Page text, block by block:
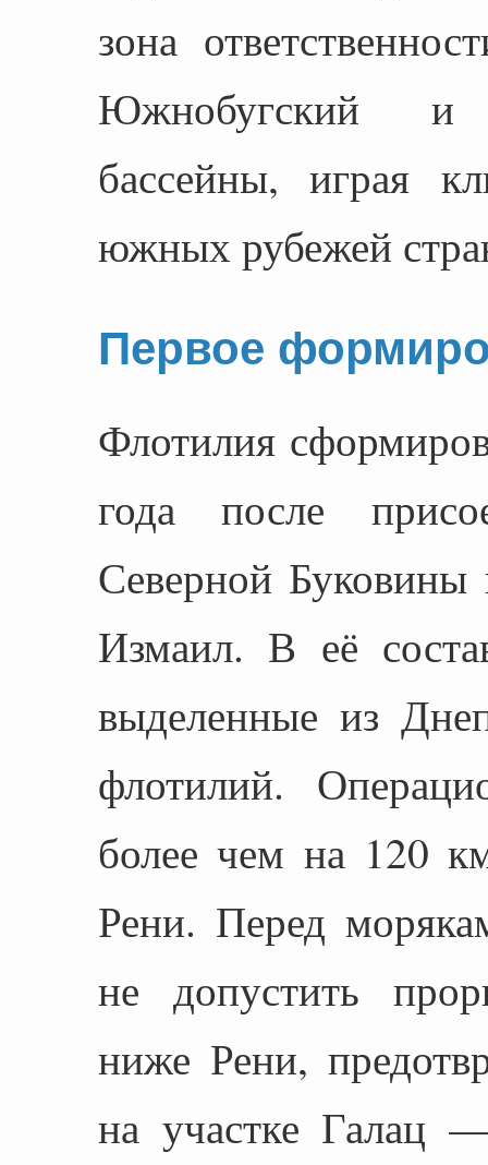
зона
Южнобугский и
бассейны, играя
южных рубежей
Первое
Флотилия
года после
Северной
Измаил. В её
выделенные из
флотилий.
более чем на 120
Рени. Перед
не допустить
ниже Рени,
на участке Галац